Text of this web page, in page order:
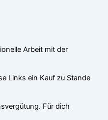
Arbeit mit der
Links ein Kauf zu Stande
Für dich